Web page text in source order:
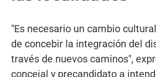
"Es necesario un cambio
de concebir la integración del
través de nuevos caminos",
concejal y precandidato a